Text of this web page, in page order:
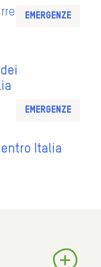
Emergenze
Emergenze
Italia